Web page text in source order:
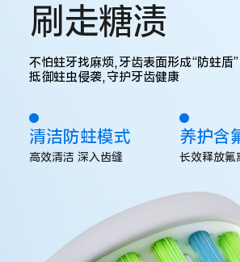
刷走糖渍
不怕蛀牙找麻烦,牙齿表面形成“防蛀盾”
抵御蛀虫侵袭,守护牙齿健康
清洁防蛀模式
高效清洁 深入齿缝
养护含
长效释放氟